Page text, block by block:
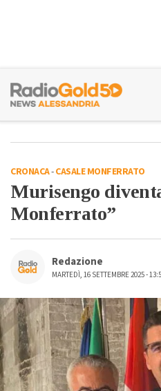
CRONACA-CASALE MONFERRATO
Murisengo
Monferrato”
Redazione
MARTEDÌ, 16 SETTEMBRE 2025 -